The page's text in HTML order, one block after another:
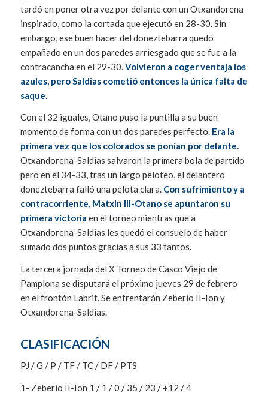
tardó en poner otra vez por delante con un Otxandorena
inspirado, como la cortada que ejecutó en 28-30. Sin
embargo, ese buen hacer del doneztebarra quedó
empañado en un dos paredes arriesgado que se fue a la
contracancha en el 29-30. Volvieron a coger ventaja los
azules, pero Saldias cometió entonces la única falta de
saque.
Con el 32 iguales, Otano puso la puntilla a su buen
momento de forma con un dos paredes perfecto. Era la
primera vez que los colorados se ponían por delante.
Otxandorena-Saldias salvaron la primera bola de partido
pero en el 34-33, tras un largo peloteo, el delantero
doneztebarra falló una pelota clara. Con sufrimiento y a
contracorriente, Matxin III-Otano se apuntaron su
primera victoria en el torneo mientras que a
Otxandorena-Saldias les quedó el consuelo de haber
sumado dos puntos gracias a sus 33 tantos.
La tercera jornada del X Torneo de Casco Viejo de
Pamplona se disputará el próximo jueves 29 de febrero
en el frontón Labrit. Se enfrentarán Zeberio II-Ion y
Otxandorena-Saldias.
CLASIFICACIÓN
PJ / G / P / TF / TC / DF / PTS
1- Zeberio II-Ion 1 / 1 / 0 / 35 / 23 / +12 / 4